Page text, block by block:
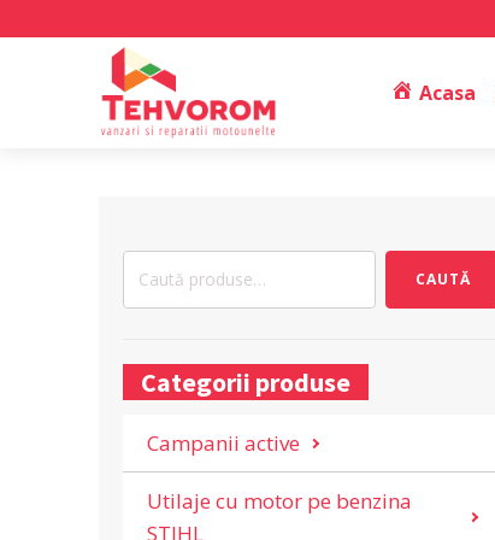
Acasa
Caută
CAUTĂ
Categorii produse
Campanii active
Utilaje cu motor pe benzina
STIHL